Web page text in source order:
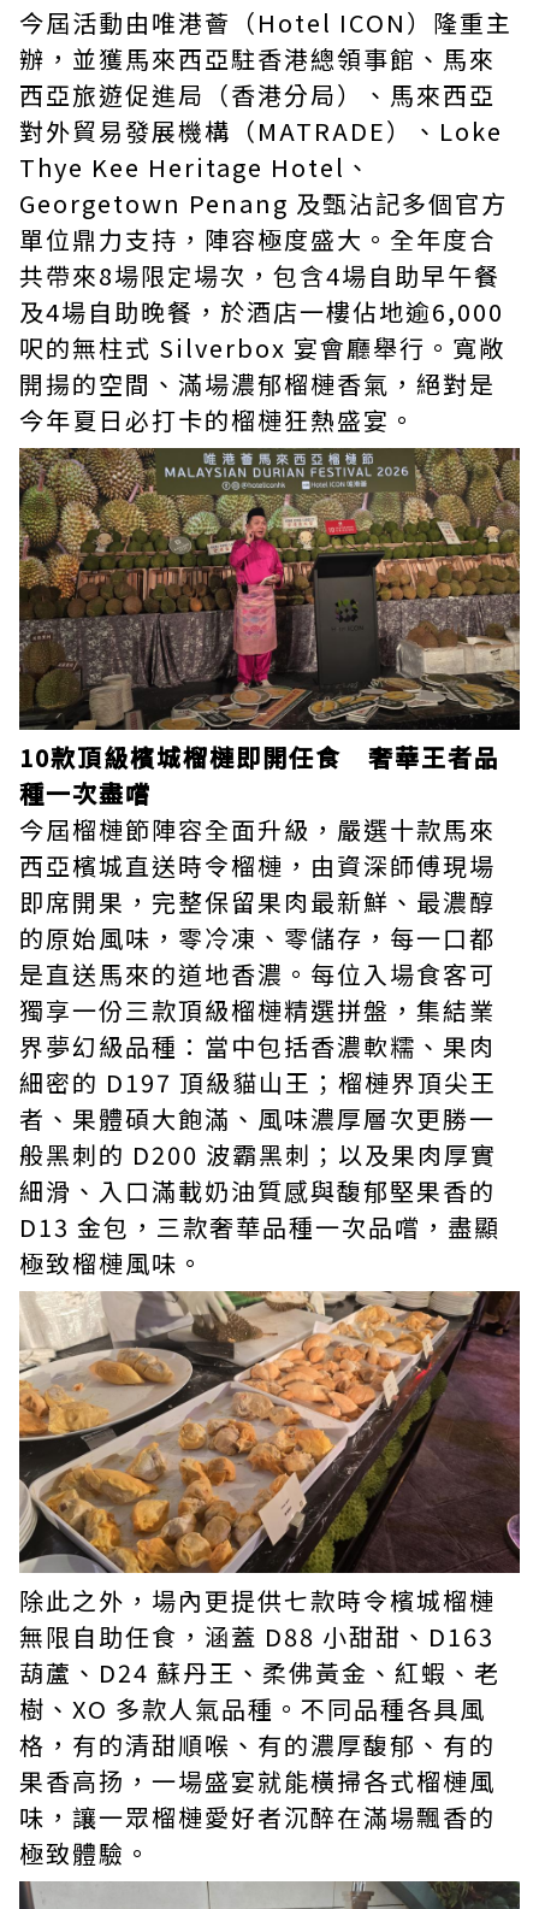
今屆活動由唯港薈（Hotel ICON）隆重主
辦，並獲馬來西亞駐香港總領事館、馬來
西亞旅遊促進局（香港分局）、馬來西亞
對外貿易發展機構（MATRADE）、Loke
Thye Kee Heritage Hotel、
Georgetown Penang 及甄沾記多個官方
單位鼎力支持，陣容極度盛大。全年度合
共帶來8場限定場次，包含4場自助早午餐
及4場自助晚餐，於酒店一樓佔地逾6,000
呎的無柱式 Silverbox 宴會廳舉行。寬敞
開揚的空間、滿場濃郁榴槤香氣，絕對是
今年夏日必打卡的榴槤狂熱盛宴。
10款頂級檳城榴槤即開任食 奢華王者品
種一次盡嚐
今屆榴槤節陣容全面升級，嚴選十款馬來
西亞檳城直送時令榴槤，由資深師傅現場
即席開果，完整保留果肉最新鮮、最濃醇
的原始風味，零冷凍、零儲存，每一口都
是直送馬來的道地香濃。每位入場食客可
獨享一份三款頂級榴槤精選拼盤，集結業
界夢幻級品種：當中包括香濃軟糯、果肉
細密的 D197 頂級貓山王；榴槤界頂尖王
者、果體碩大飽滿、風味濃厚層次更勝一
般黑刺的 D200 波霸黑刺；以及果肉厚實
細滑、入口滿載奶油質感與馥郁堅果香的
D13 金包，三款奢華品種一次品嚐，盡顯
極致榴槤風味。
除此之外，場內更提供七款時令檳城榴槤
無限自助任食，涵蓋 D88 小甜甜、D163
葫蘆、D24 蘇丹王、柔佛黃金、紅蝦、老
樹、XO 多款人氣品種。不同品種各具風
格，有的清甜順喉、有的濃厚馥郁、有的
果香高扬，一場盛宴就能橫掃各式榴槤風
味，讓一眾榴槤愛好者沉醉在滿場飄香的
極致體驗。